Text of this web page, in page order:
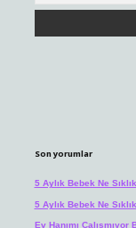
Son yorumlar
5 Aylık Bebek Ne
5 Aylık Bebek Ne
Ev Hanımı Çalışmıyor